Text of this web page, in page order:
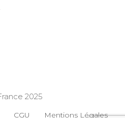
2025
CGU Mentions Légales